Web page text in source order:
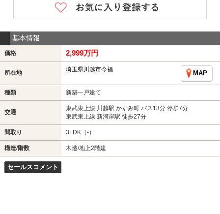
基本情報
価格 2,999万円
所在地 埼玉県川越市今福
MAP
種類 新築一戸建て
交通
東武東上線 川越駅 かすみ町 バス13分 停歩7分
東武東上線 新河岸駅 徒歩27分
間取り 3LDK（-）
構造/階数 木造/地上2階建
セールスコメント